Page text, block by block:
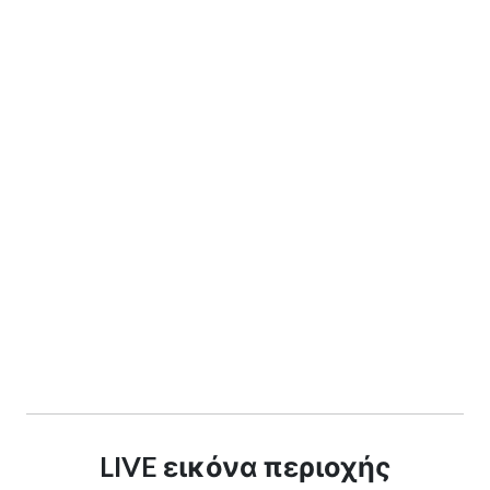
LIVE εικόνα περιοχής